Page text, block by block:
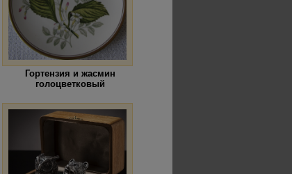
Гортензия и жасмин
голоцветковый